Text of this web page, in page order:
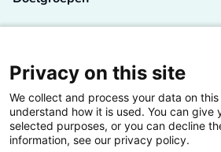
Lectoren en onderzoekers
Bedrijven
Hogescholen
Privacy on this site
We collect and process your data on
understand how it is used. You can give
selected purposes, or you can decline
information, see our privacy policy.